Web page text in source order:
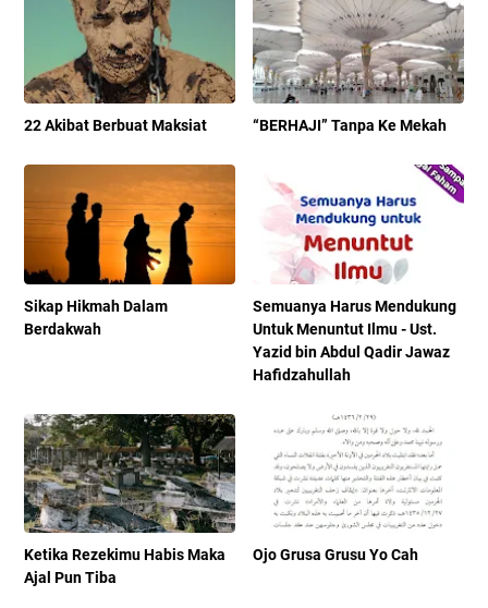
22 Akibat Berbuat Maksiat “BERHAJI” Tanpa Ke Mekah
Sikap Hikmah Dalam
Berdakwah
Semuanya Harus Mendukung
Untuk Menuntut Ilmu - Ust.
Yazid bin Abdul Qadir Jawaz
Hafidzahullah
Ketika Rezekimu Habis Maka
Ajal Pun Tiba
Ojo Grusa Grusu Yo Cah